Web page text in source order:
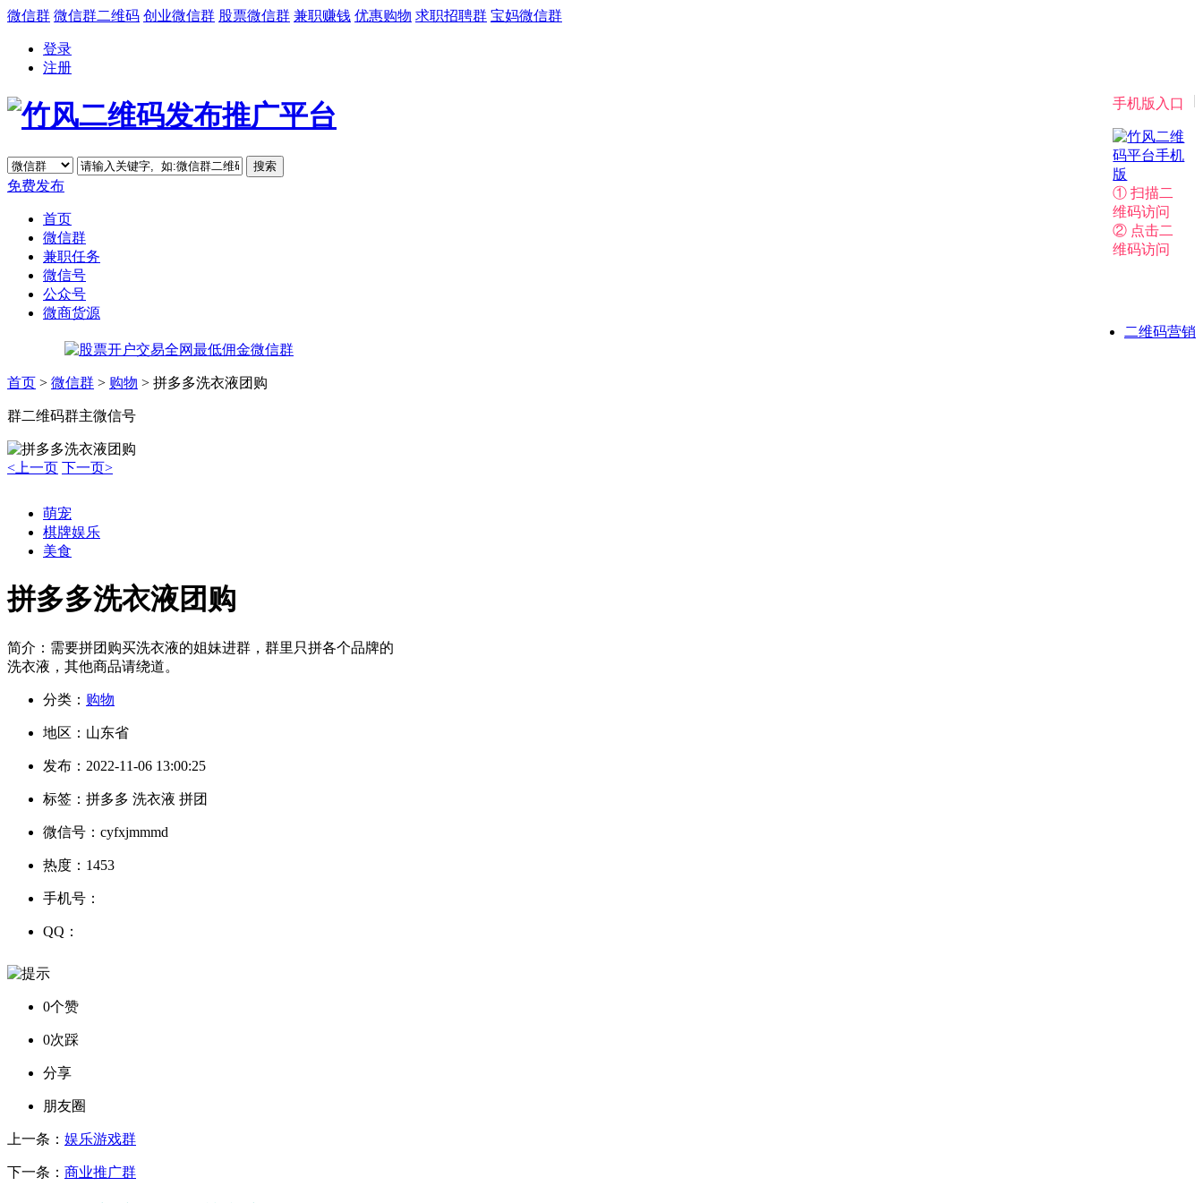
微信群 微信群二维码 创业微信群 股票微信群 兼职赚钱 优惠购物 求职招聘群 宝妈微信群
登录
注册
|
手机版入口
① 扫描二
维码访问
② 点击二
维码访问
免费发布
首页
微信群
兼职任务
微信号
公众号
微商货源
二维码营销
首页 > 微信群 > 购物 > 拼多多洗衣液团购
群二维码群主微信号
<上一页 下一页>
萌宠
棋牌娱乐
美食
拼多多洗衣液团购
简介： 需要拼团购买洗衣液的姐妹进群，群里只拼各个品牌的
洗衣液，其他商品请绕道。
分类： 购物
地区： 山东省
发布： 2022-11-06 13:00:25
标签： 拼多多 洗衣液 拼团
微信号： cyfxjmmmd
热度： 1453
手机号：
QQ：
0个赞
0次踩
分享
朋友圈
上一条： 娱乐游戏群
下一条： 商业推广群